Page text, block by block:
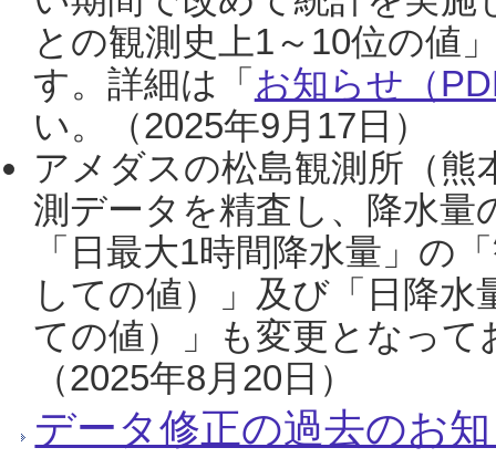
との観測史上1～10位の値
す。詳細は「 お知らせ（
い。（2025年9月17日）
アメダスの松島観測所（熊
測データを精査し、降水
「日最大1時間降水量」の
しての値）」及び「日降
ての値）」も変更となっ
（2025年8月20日）
データ修正の過去のお